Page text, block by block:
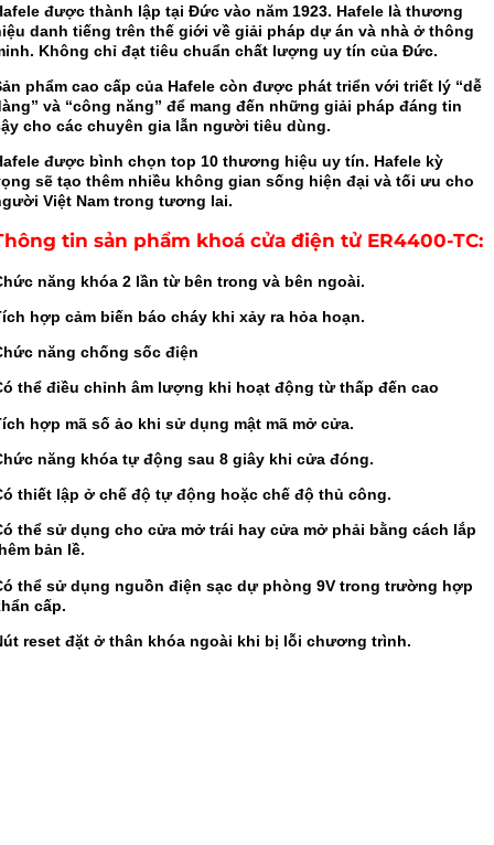
được thành lập tại Đức vào năm 1923. Hafele là thương
danh tiếng trên thế giới về giải pháp dự án và nhà ở thông
Không chỉ đạt tiêu chuẩn chất lượng uy tín của Đức.
phẩm cao cấp của Hafele còn được phát triển với triết lý “dễ
và “công năng” để mang đến những giải pháp đáng tin
cho các chuyên gia lẫn người tiêu dùng.
được bình chọn top 10 thương hiệu uy tín. Hafele kỳ
sẽ tạo thêm nhiều không gian sống hiện đại và tối ưu cho
Việt Nam trong tương lai.
tin sản phẩm khoá cửa điện tử ER4400-TC:
năng khóa 2 lần từ bên trong và bên ngoài.
hợp cảm biến báo cháy khi xảy ra hỏa hoạn.
năng chống sốc điện
thể điều chỉnh âm lượng khi hoạt động từ thấp đến cao
hợp mã số ảo khi sử dụng mật mã mở cửa.
năng khóa tự động sau 8 giây khi cửa đóng.
thiết lập ở chế độ tự động hoặc chế độ thủ công.
thể sử dụng cho cửa mở trái hay cửa mở phải bằng cách lắp
bản lề.
thể sử dụng nguồn điện sạc dự phòng 9V trong trường hợp
cấp.
reset đặt ở thân khóa ngoài khi bị lỗi chương trình.